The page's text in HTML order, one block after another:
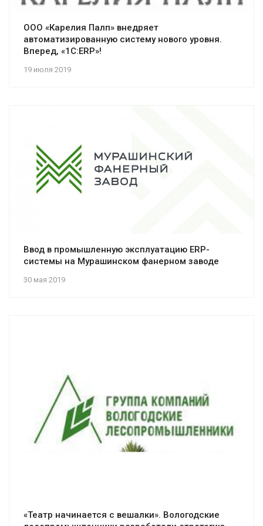
19 июля 2019
ООО «Карелия Палп» внедряет
автоматизированную систему нового уровня.
Вперед, «1С:ERP»!
30 мая 2019
Ввод в промышленную эксплуатацию ERP-
системы на Мурашинском фанерном заводе
«Театр начинается с вешалки». Вологодские